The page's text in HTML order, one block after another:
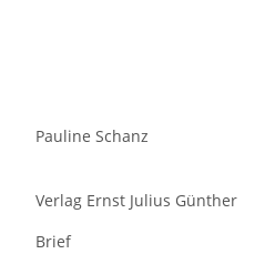
Pauline Schanz
Verlag Ernst Julius Günther
Brief